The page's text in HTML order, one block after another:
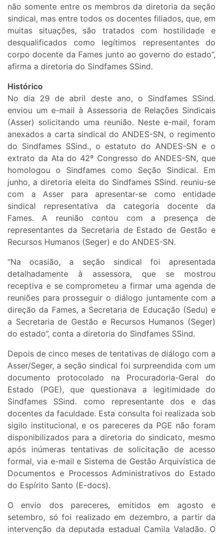
não somente entre os membros da diretoria da seção
sindical, mas entre todos os docentes filiados, que, em
muitas situações, são tratados com hostilidade e
desqualificados como legítimos representantes do
corpo docente da Fames junto ao governo do estado”,
afirma a diretoria do Sindfames SSind.
Histórico
No dia 29 de abril deste ano, o Sindfames SSind.
enviou um e-mail à Assessoria de Relações Sindicais
(Asser) solicitando uma reunião. Neste e-mail, foram
anexados a carta sindical do ANDES-SN, o regimento
do Sindfames SSind., o estatuto do ANDES-SN e o
extrato da Ata do 42º Congresso do ANDES-SN, que
homologou o Sindfames como Seção Sindical. Em
junho, a diretoria eleita do Sindfames SSind. reuniu-se
com a Asser para apresentar-se como entidade
sindical representativa da categoria docente da
Fames. A reunião contou com a presença de
representantes da Secretaria de Estado de Gestão e
Recursos Humanos (Seger) e do ANDES-SN.
“Na ocasião, a seção sindical foi apresentada
detalhadamente à assessora, que se mostrou
receptiva e se comprometeu a firmar uma agenda de
reuniões para prosseguir o diálogo juntamente com a
direção da Fames, a Secretaria de Educação (Sedu) e
a Secretaria de Gestão e Recursos Humanos (Seger)
do estado”, conta a diretoria do Sindfames SSind.
Depois de cinco meses de tentativas de diálogo com a
Asser/Seger, a seção sindical foi surpreendida com um
documento protocolado na Procuradoria-Geral do
Estado (PGE), que questionava a legitimidade do
Sindfames SSind. como representante dos e das
docentes da faculdade. Esta consulta foi realizada sob
sigilo institucional, e os pareceres da PGE não foram
disponibilizados para a diretoria do sindicato, mesmo
após inúmeras tentativas de solicitação de acesso
formal, via e-mail e Sistema de Gestão Arquivística de
Documentos e Processos Administrativos do Estado
do Espírito Santo (E-docs).
O envio dos pareceres, emitidos em agosto e
setembro, só foi realizado em dezembro, a partir da
intervenção da deputada estadual Camila Valadão. O